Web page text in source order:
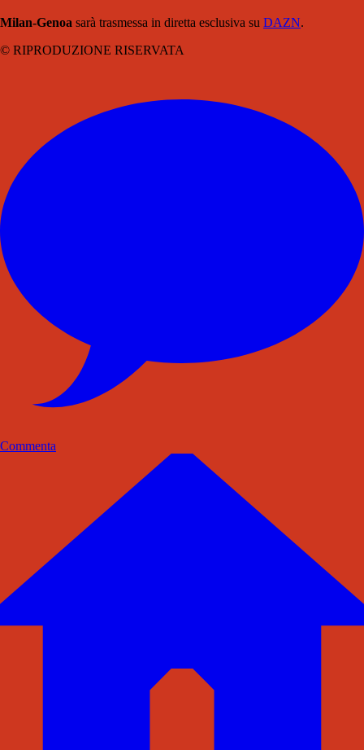
Milan-Genoa sarà trasmessa in diretta esclusiva su DAZN.
© RIPRODUZIONE RISERVATA
Commenta